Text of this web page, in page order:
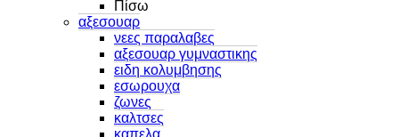
Πίσω
αξεσουαρ
νεες παραλαβες
αξεσουαρ γυμναστικης
ειδη κολυμβησης
εσωρουχα
ζωνες
καλτσες